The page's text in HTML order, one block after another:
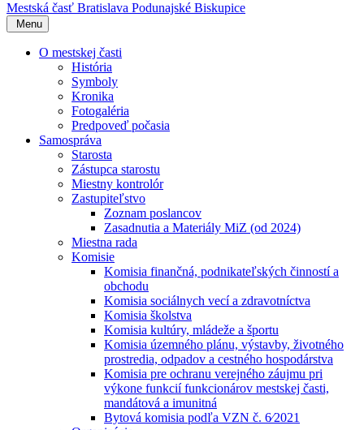
Mestská časť Bratislava Podunajské Biskupice
Menu
O mestskej časti
História
Symboly
Kronika
Fotogaléria
Predpoveď počasia
Samospráva
Starosta
Zástupca starostu
Miestny kontrolór
Zastupiteľstvo
Zoznam poslancov
Zasadnutia a Materiály MiZ (od 2024)
Miestna rada
Komisie
Komisia finančná, podnikateľských činností a
obchodu
Komisia sociálnych vecí a zdravotníctva
Komisia školstva
Komisia kultúry, mládeže a športu
Komisia územného plánu, výstavby, životného
prostredia, odpadov a cestného hospodárstva
Komisia pre ochranu verejného záujmu pri
výkone funkcií funkcionárov mestskej časti,
mandátová a imunitná
Bytová komisia podľa VZN č. 6⁄2021